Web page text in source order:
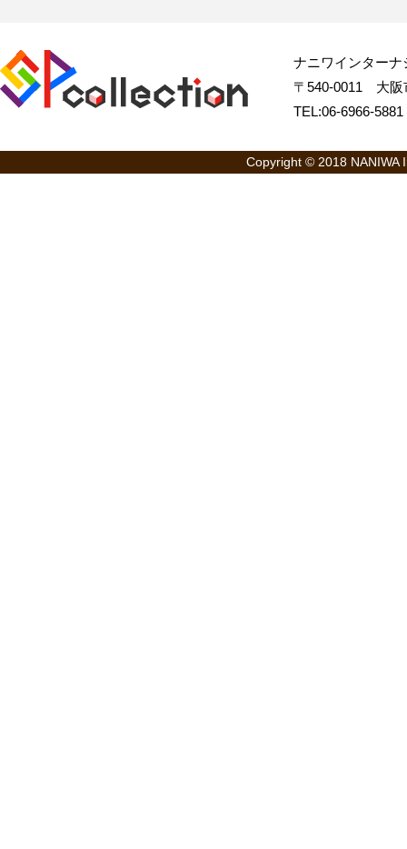
ナニワインター
〒540-0011 大阪
TEL:06-6966-
Copyright © 2018 NANIWA